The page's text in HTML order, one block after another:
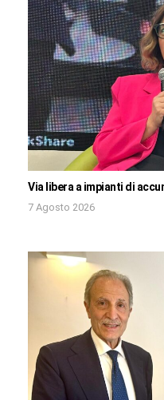
Via libera a impianti di
7 Agosto 2026